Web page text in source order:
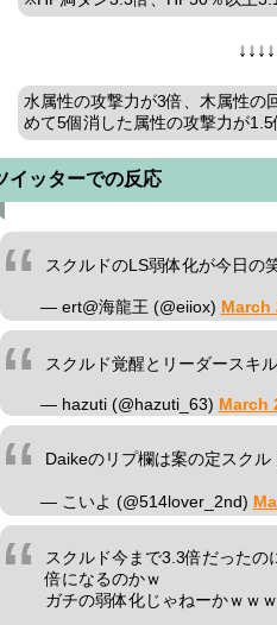
水属性の攻撃力が3倍、木属性の
めて5個消した属性の攻撃力が1.5
イッターでの反応
スクルドのLS弱体化が今日の
— ert@海龍王 (@eiiox) March
スクルド覚醒とリーダースキ
— hazuti (@hazuti_63) March
Daikeのリプ欄は案の定スクル
— こいよ (@514lover_2nd)
スクルド今まで3.3倍だったの
倍になるのかｗ
ガチの弱体化じゃねーかｗｗ